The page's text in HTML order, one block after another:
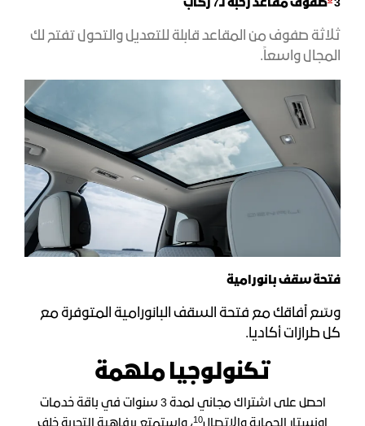
ثلاثة صفوف من المقاعد قابلة للتعديل والتحول تفتح لك
المجال واسعاً.​
فتحة سقف بانورامية
وسّع آفاقك مع فتحة السقف البانورامية المتوفرة مع
كل طرازات أكاديا.
تكنولوجيا ملهمة
احصل على اشتراك مجاني لمدة 3 سنوات في باقة خدمات
10